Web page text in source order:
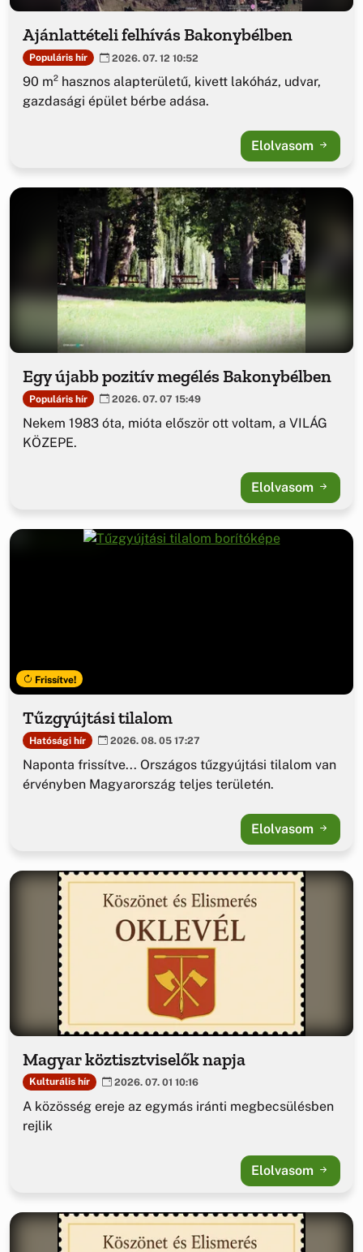
Ajánlattételi felhívás Bakonybélben
Populáris hír 2026. 07. 12 10:52
90 m² hasznos alapterületű, kivett lakóház, udvar,
gazdasági épület bérbe adása.
Elolvasom
Egy újabb pozitív megélés Bakonybélben
Populáris hír 2026. 07. 07 15:49
Nekem 1983 óta, mióta először ott voltam, a VILÁG
KÖZEPE.
Elolvasom
Frissítve!
Tűzgyújtási tilalom
Hatósági hír 2026. 08. 05 17:27
Naponta frissítve... Országos tűzgyújtási tilalom van
érvényben Magyarország teljes területén.
Elolvasom
Magyar köztisztviselők napja
Kulturális hír 2026. 07. 01 10:16
A közösség ereje az egymás iránti megbecsülésben
rejlik
Elolvasom